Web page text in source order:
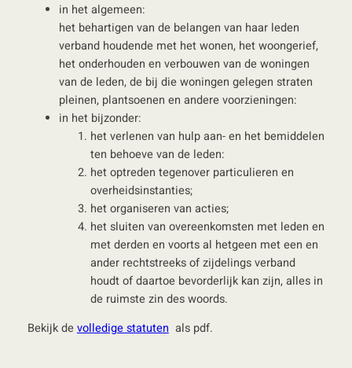
in het algemeen:
het behartigen van de belangen van haar leden
verband houdende met het wonen, het woongerief,
het onderhouden en verbouwen van de woningen
van de leden, de bij die woningen gelegen straten
pleinen, plantsoenen en andere voorzieningen:
in het bijzonder:
het verlenen van hulp aan- en het bemiddelen
ten behoeve van de leden:
het optreden tegenover particulieren en
overheidsinstanties;
het organiseren van acties;
het sluiten van overeenkomsten met leden en
met derden en voorts al hetgeen met een en
ander rechtstreeks of zijdelings verband
houdt of daartoe bevorderlijk kan zijn, alles in
de ruimste zin des woords.
Bekijk devolledige statuten als pdf.